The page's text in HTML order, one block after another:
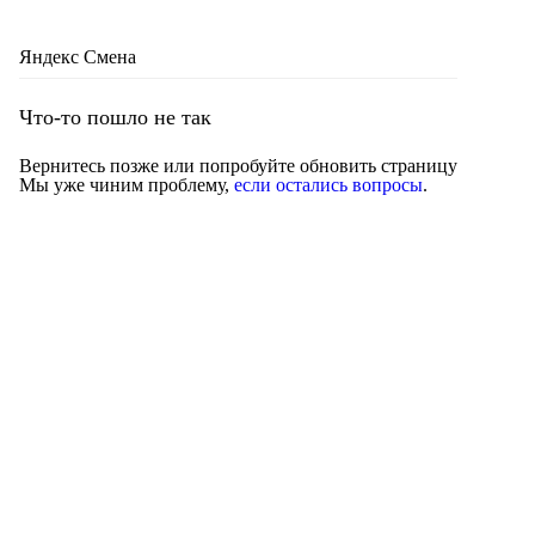
Яндекс Смена
Что-то пошло не так
Вернитесь позже или попробуйте обновить страницу
Мы уже чиним проблему, если остались вопросы.